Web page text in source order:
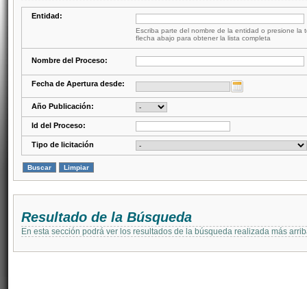
Entidad:
Escriba parte del nombre de la entidad o presione la
flecha abajo para obtener la lista completa
Nombre del Proceso:
Fecha de Apertura desde:
Año Publicación:
Id del Proceso:
Tipo de licitación
Resultado de la Búsqueda
En esta sección podrá ver los resultados de la búsqueda realizada más